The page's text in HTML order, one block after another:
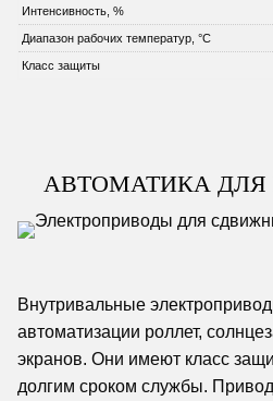
Интенсивность, %
Диапазон рабочих температур, °C
Класс защиты
АВТОМАТИКА ДЛЯ
Внутривальные
автоматизации роллет,
экранов. Они имеют класс
долгим сроком службы.